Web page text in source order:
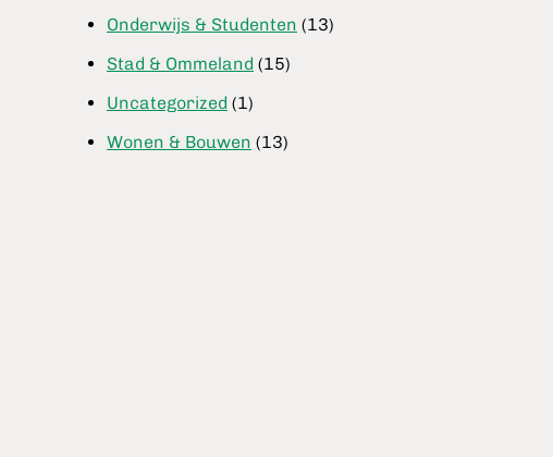
Onderwijs & Studenten (13)
Stad & Ommeland (15)
Uncategorized (1)
Wonen & Bouwen (13)